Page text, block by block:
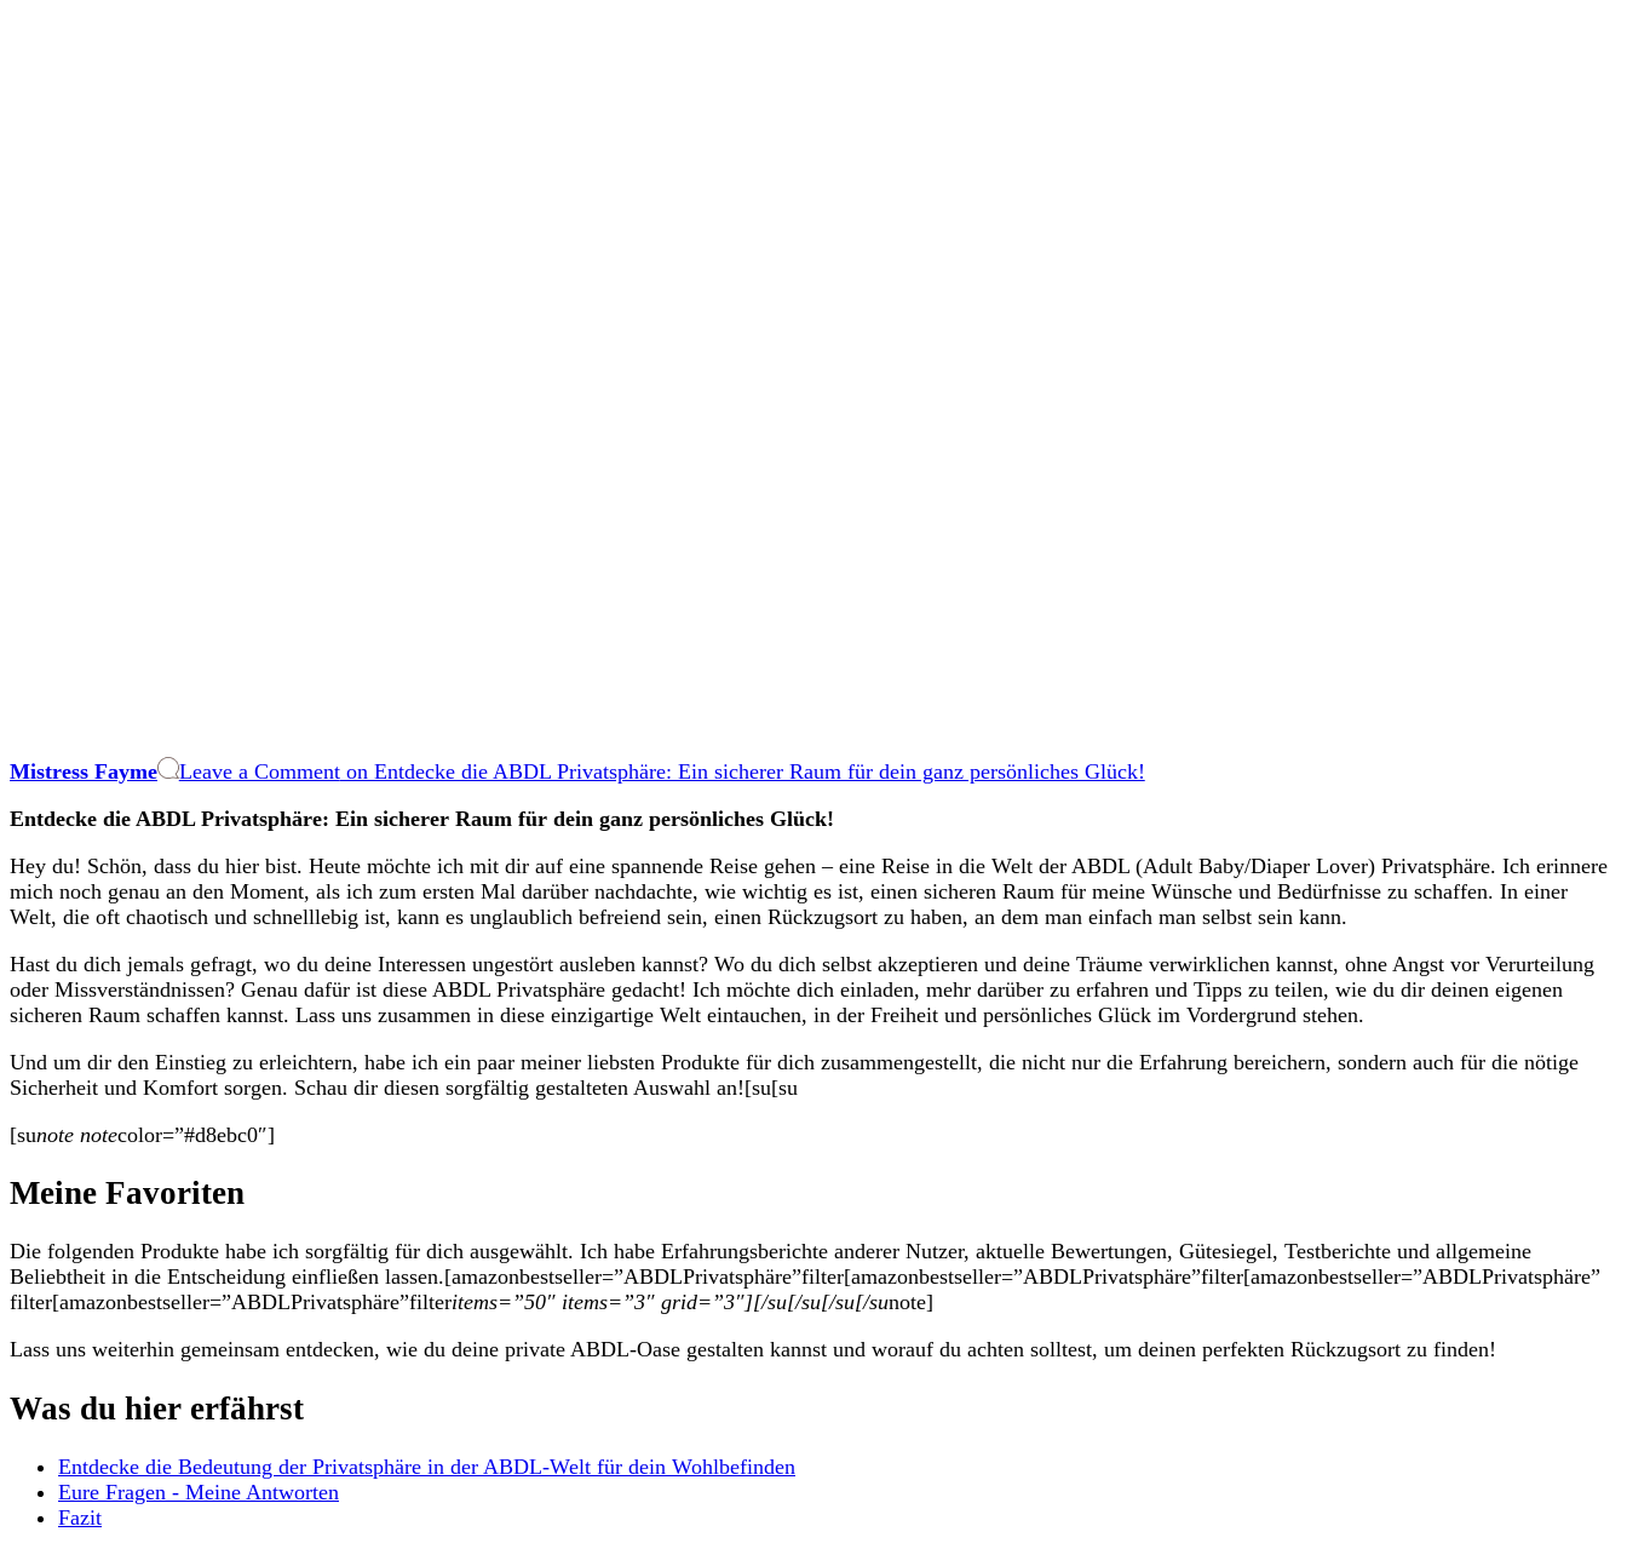
Mistress Fayme Leave a Commenton Entdecke die ABDL Privatsphäre: Ein sicherer Raum für dein ganz persönliches Glück!
Entdecke die ABDL Privatsphäre: Ein⁢ sicherer Raum⁣ für dein ganz persönliches Glück!
Hey du! Schön, dass du hier ⁢bist.⁢ Heute möchte ⁢ich mit dir auf eine spannende​ Reise gehen –⁣ eine​ Reise in die Welt der ‍ABDL (Adult Baby/Diaper Lover) Privatsphäre. Ich‌ erinnere
‍mich​ noch ‌genau an den Moment, als ich ​zum ersten ⁢Mal darüber nachdachte, wie wichtig ​es ist, einen sicheren Raum für meine Wünsche ​und Bedürfnisse zu schaffen. In einer
Welt, ‌die oft chaotisch und schnelllebig ist, ⁤kann es ‌unglaublich​ befreiend sein, ‌einen Rückzugsort⁣ zu‍ haben, ‌an‌ dem man einfach man selbst sein kann.
Hast du dich jemals gefragt, ⁣wo⁢ du deine Interessen ungestört ‍ausleben kannst? Wo ⁤du dich‌ selbst⁣ akzeptieren und deine‍ Träume verwirklichen kannst,⁣ ohne Angst vor ‍Verurteilung‌
oder Missverständnissen? Genau dafür ‌ist‌ diese ABDL Privatsphäre gedacht! Ich ​möchte dich‍ einladen, mehr darüber zu erfahren und⁣ Tipps zu ⁤teilen, wie du⁢ dir‍ deinen eigenen⁢
sicheren ⁢Raum‍ schaffen kannst. Lass uns zusammen in⁣ diese einzigartige Welt eintauchen, in⁤ der Freiheit ​und‍ persönliches Glück im Vordergrund stehen.
Und⁤ um dir⁤ den Einstieg zu erleichtern,⁣ habe ich ⁣ein⁣ paar⁢ meiner liebsten Produkte für ‍dich ‌zusammengestellt, ⁤die ‌nicht nur die ​Erfahrung bereichern,⁤ sondern ⁢auch für die nötige⁢
Sicherheit⁣ und Komfort sorgen.‍ Schau‍ dir⁢ diesen sorgfältig gestalteten Auswahl an![su[su
[sunote notecolor=”#d8ebc0″]
Meine Favoriten
Die folgenden⁣ Produkte habe ich sorgfältig ‌für dich⁢ ausgewählt. ⁢Ich ‍habe Erfahrungsberichte anderer⁢ Nutzer, aktuelle Bewertungen, Gütesiegel,‍ Testberichte und⁣ allgemeine
Beliebtheit ⁢in⁣ die Entscheidung einfließen lassen.[amazonbestseller=”ABDL⁤Privatsphäre​”​filter[amazonbestseller=”ABDLPrivatsphäre”filter[amazonbestseller=”ABDL⁤Privatsphäre​”​
filter[amazonbestseller=”ABDLPrivatsphäre”filteritems=”50″ items=”3″ grid=”3″][/su[/su[/su[/sunote]
Lass uns weiterhin gemeinsam entdecken,‌ wie du deine private ABDL-Oase gestalten kannst und ⁤worauf⁣ du ⁤achten ​solltest, um deinen perfekten Rückzugsort zu finden!
Was du hier erfährst
Entdecke die Bedeutung⁤ der ‍Privatsphäre in der ABDL-Welt für dein Wohlbefinden
Eure Fragen -‍ Meine Antworten
Fazit